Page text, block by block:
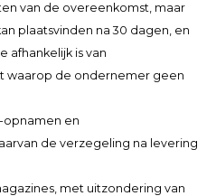
van de overeenkomst, maar
plaatsvinden na 30 dagen, en
afhankelijk is van
waarop de ondernemer geen
opnamen en
de verzegeling na levering
met uitzondering van